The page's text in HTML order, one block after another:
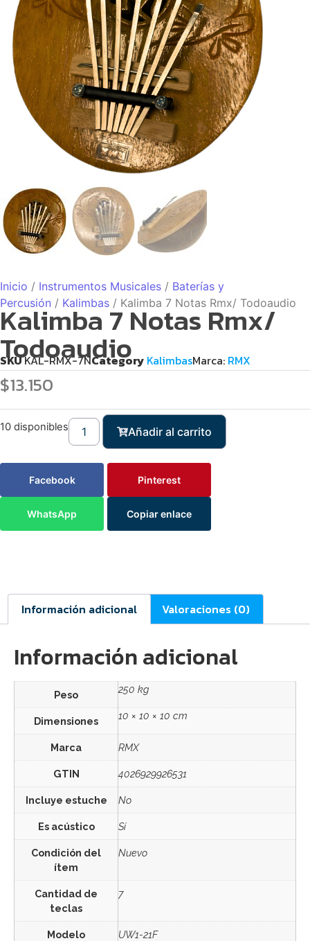
Inicio / Instrumentos Musicales / Baterías y
Percusión / Kalimbas / Kalimba 7 Notas Rmx/ Todoaudio
Kalimba 7 Notas Rmx/
Todoaudio
SKUKAL-RMX-7NCategory KalimbasMarca: RMX
$13.150
10 disponibles Añadir al carrito
Facebook Pinterest
WhatsApp Copiar enlace
Información adicional Valoraciones (0)
Información adicional
Peso 250 kg
Dimensiones 10 × 10 × 10 cm
Marca RMX
GTIN 4026929926531
Incluye estuche No
Es acústico Sí
Condición del
ítem
Nuevo
Cantidad de
teclas
7
Modelo UW1-21F